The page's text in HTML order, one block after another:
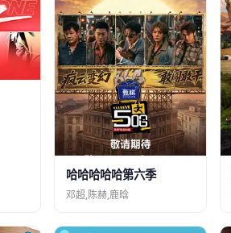
哈哈哈哈哈第六季
邓超,陈赫,鹿晗